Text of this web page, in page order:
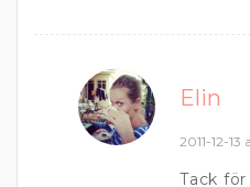
Elin
2011-12-13
Tack